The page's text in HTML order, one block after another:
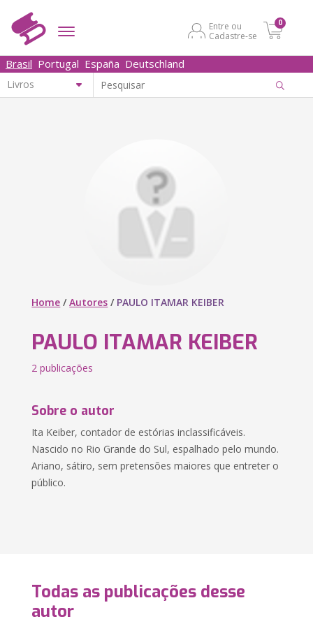
Entre ou
Cadastre-se
0
Brasil Portugal España Deutschland
Home /Autores / PAULO ITAMAR KEIBER
PAULO ITAMAR KEIBER
2 publicações
Sobre o autor
Ita Keiber, contador de estórias inclassificáveis.
Nascido no Rio Grande do Sul, espalhado pelo mundo.
Ariano, sátiro, sem pretensões maiores que entreter o
público.
Todas as publicações desse
autor